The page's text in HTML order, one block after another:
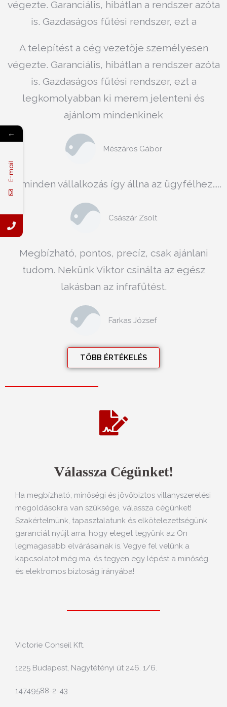
A “Megrendelés” gombra kattitva megnyithatja cégünk
központi megrendelés fogadó oldalát.
végezte. Garanciális, hibátlan a rendszer azóta
is. Gazdaságos fűtési rendszer, ezt a
ajánlom mindenkinek
A telepítést a cég vezetője személyesen
végezte. Garanciális, hibátlan a rendszer azóta
is. Gazdaságos fűtési rendszer, ezt a
legkomolyabban ki merem jelenteni és
ajánlom mindenkinek
Mészáros Gábor
Ha minden vállalkozás így állna az ügyfélhez…..
Császár Zsolt
Megbízható, pontos, precíz, csak ajánlani
tudom. Nekünk Viktor csinálta az egész
lakásban az infrafűtést.
Farkas József
TÖBB ÉRTÉKELÉS
Válassza Cégünket!
Ha megbízható, minőségi és jövőbiztos villanyszerelési
megoldásokra van szüksége, válassza cégünket!
Szakértelmünk, tapasztalatunk és elkötelezettségünk
garanciát nyújt arra, hogy eleget tegyünk az Ön
legmagasabb elvárásainak is. Vegye fel velünk a
kapcsolatot még ma, és tegyen egy lépést a minőség
és elektromos biztoság irányába!
Victorie Conseil Kft.
1225 Budapest, Nagytétényi út 246. 1/6.
14749588-2-43
←
E-mail